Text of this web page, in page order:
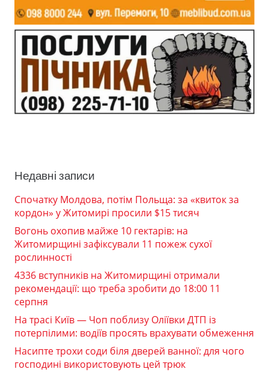
Недавні записи
Спочатку Молдова, потім Польща: за «квиток за
кордон» у Житомирі просили $15 тисяч
Вогонь охопив майже 10 гектарів: на
Житомирщині зафіксували 11 пожеж сухої
рослинності
4336 вступників на Житомирщині отримали
рекомендації: що треба зробити до 18:00 11
серпня
На трасі Київ — Чоп поблизу Оліївки ДТП із
потерпілими: водіїв просять врахувати обмеження
Насипте трохи соди біля дверей ванної: для чого
господині використовують цей трюк